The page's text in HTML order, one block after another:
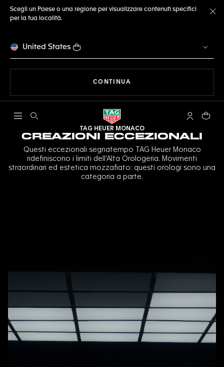
Scegli un Paese o una regione per visualizzare contenuti specifici
per la tua località.
United States
CONTINUA
Apri la ricerca L'account
Il tuo